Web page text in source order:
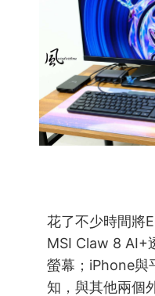
花了不少時間將
MSI Claw 8 AI+
螢幕；iPhone與
知，與其他兩個